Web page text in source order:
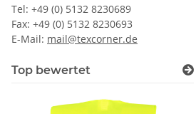
Tel: +49 (0) 5132 8230689
Fax: +49 (0) 5132 8230693
E-Mail: mail@texcorner.de
Top bewertet